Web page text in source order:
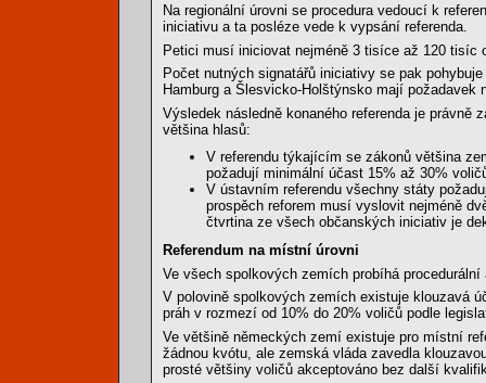
Na regionální úrovni se procedura vedoucí k
iniciativu a ta posléze vede k vypsání referenda.
Petici musí iniciovat nejméně 3 tisíce až 120 tisíc
Počet nutných signatářů iniciativy se pak
Hamburg a Šlesvicko-Holštýnsko mají požadavek
Výsledek následně konaného referenda je
většina hlasů:
V referendu týkajícím se zákonů většina
požadují minimální účast 15% až 30%
V ústavním referendu všechny státy
prospěch reforem musí vyslovit nejméně
čtvrtina ze všech občanských iniciativ je
Referendum na místní úrovni
Ve všech spolkových zemích probíhá
V polovině spolkových zemích existuje klouzavá
práh v rozmezí od 10% do 20% voličů podle
Ve většině německých zemí existuje pro místní
žádnou kvótu, ale zemská vláda zavedla
prosté většiny voličů akceptováno bez další